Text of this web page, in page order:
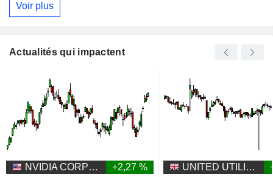
Voir plus
Actualités qui impactent
NVIDIA CORPORATION
+2,27 %
UNITED UTILITIES GROUP PLC